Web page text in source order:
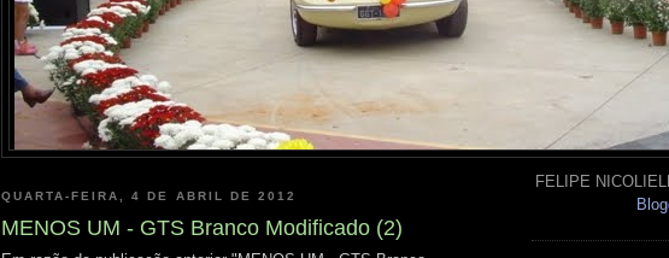
QUARTA-FEIRA, 4 DE ABRIL DE 2012
MENOS UM - GTS Branco Modificado (2)
FELIPE